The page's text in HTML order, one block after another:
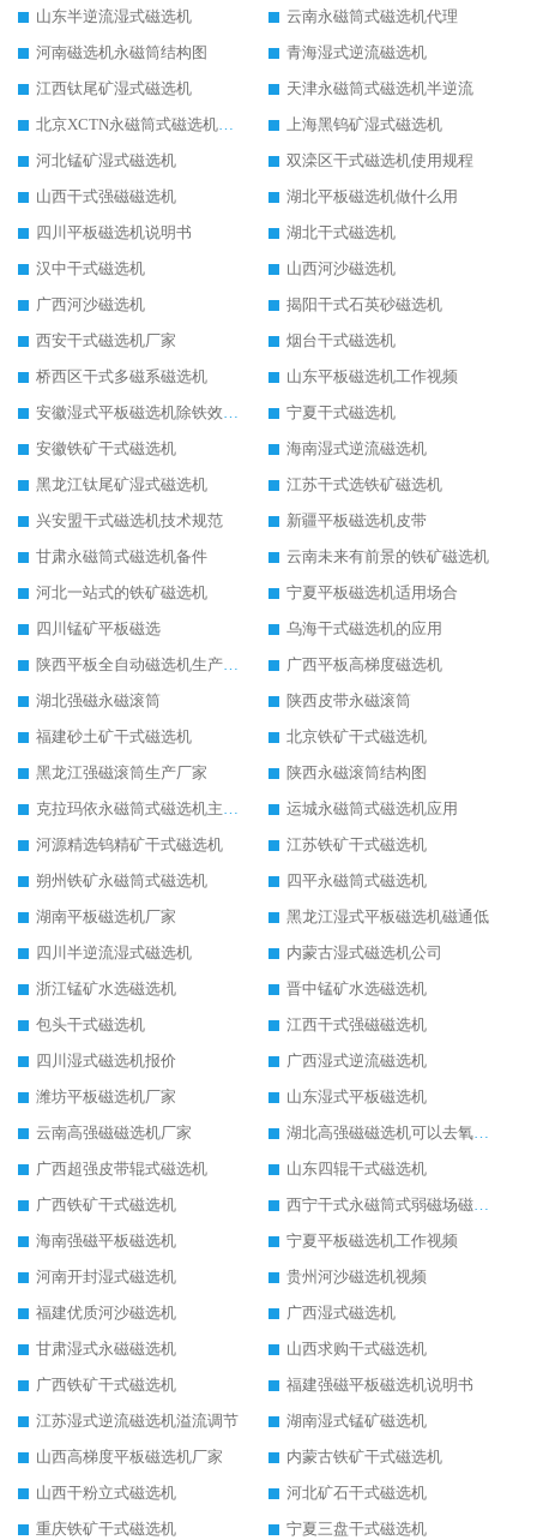
山东半逆流湿式磁选机
云南永磁筒式磁选机代理
河南磁选机永磁筒结构图
青海湿式逆流磁选机
江西钛尾矿湿式磁选机
天津永磁筒式磁选机半逆流
北京XCTN永磁筒式磁选机磁块位置
上海黑钨矿湿式磁选机
河北锰矿湿式磁选机
双滦区干式磁选机使用规程
山西干式强磁磁选机
湖北平板磁选机做什么用
四川平板磁选机说明书
湖北干式磁选机
汉中干式磁选机
山西河沙磁选机
广西河沙磁选机
揭阳干式石英砂磁选机
西安干式磁选机厂家
烟台干式磁选机
桥西区干式多磁系磁选机
山东平板磁选机工作视频
安徽湿式平板磁选机除铁效果怎么样
宁夏干式磁选机
安徽铁矿干式磁选机
海南湿式逆流磁选机
黑龙江钛尾矿湿式磁选机
江苏干式选铁矿磁选机
兴安盟干式磁选机技术规范
新疆平板磁选机皮带
甘肃永磁筒式磁选机备件
云南未来有前景的铁矿磁选机
河北一站式的铁矿磁选机
宁夏平板磁选机适用场合
四川锰矿平板磁选
乌海干式磁选机的应用
陕西平板全自动磁选机生产厂家
广西平板高梯度磁选机
湖北强磁永磁滚筒
陕西皮带永磁滚筒
福建砂土矿干式磁选机
北京铁矿干式磁选机
黑龙江强磁滚筒生产厂家
陕西永磁滚筒结构图
克拉玛依永磁筒式磁选机主要技术参数
运城永磁筒式磁选机应用
河源精选钨精矿干式磁选机
江苏铁矿干式磁选机
朔州铁矿永磁筒式磁选机
四平永磁筒式磁选机
湖南平板磁选机厂家
黑龙江湿式平板磁选机磁通低
四川半逆流湿式磁选机
内蒙古湿式磁选机公司
浙江锰矿水选磁选机
晋中锰矿水选磁选机
包头干式磁选机
江西干式强磁磁选机
四川湿式磁选机报价
广西湿式逆流磁选机
潍坊平板磁选机厂家
山东湿式平板磁选机
云南高强磁磁选机厂家
湖北高强磁磁选机可以去氧化铝
广西超强皮带辊式磁选机
山东四辊干式磁选机
广西铁矿干式磁选机
西宁干式永磁筒式弱磁场磁选机结构图
海南强磁平板磁选机
宁夏平板磁选机工作视频
河南开封湿式磁选机
贵州河沙磁选机视频
福建优质河沙磁选机
广西湿式磁选机
甘肃湿式永磁磁选机
山西求购干式磁选机
广西铁矿干式磁选机
福建强磁平板磁选机说明书
江苏湿式逆流磁选机溢流调节
湖南湿式锰矿磁选机
山西高梯度平板磁选机厂家
内蒙古铁矿干式磁选机
山西干粉立式磁选机
河北矿石干式磁选机
重庆铁矿干式磁选机
宁夏三盘干式磁选机